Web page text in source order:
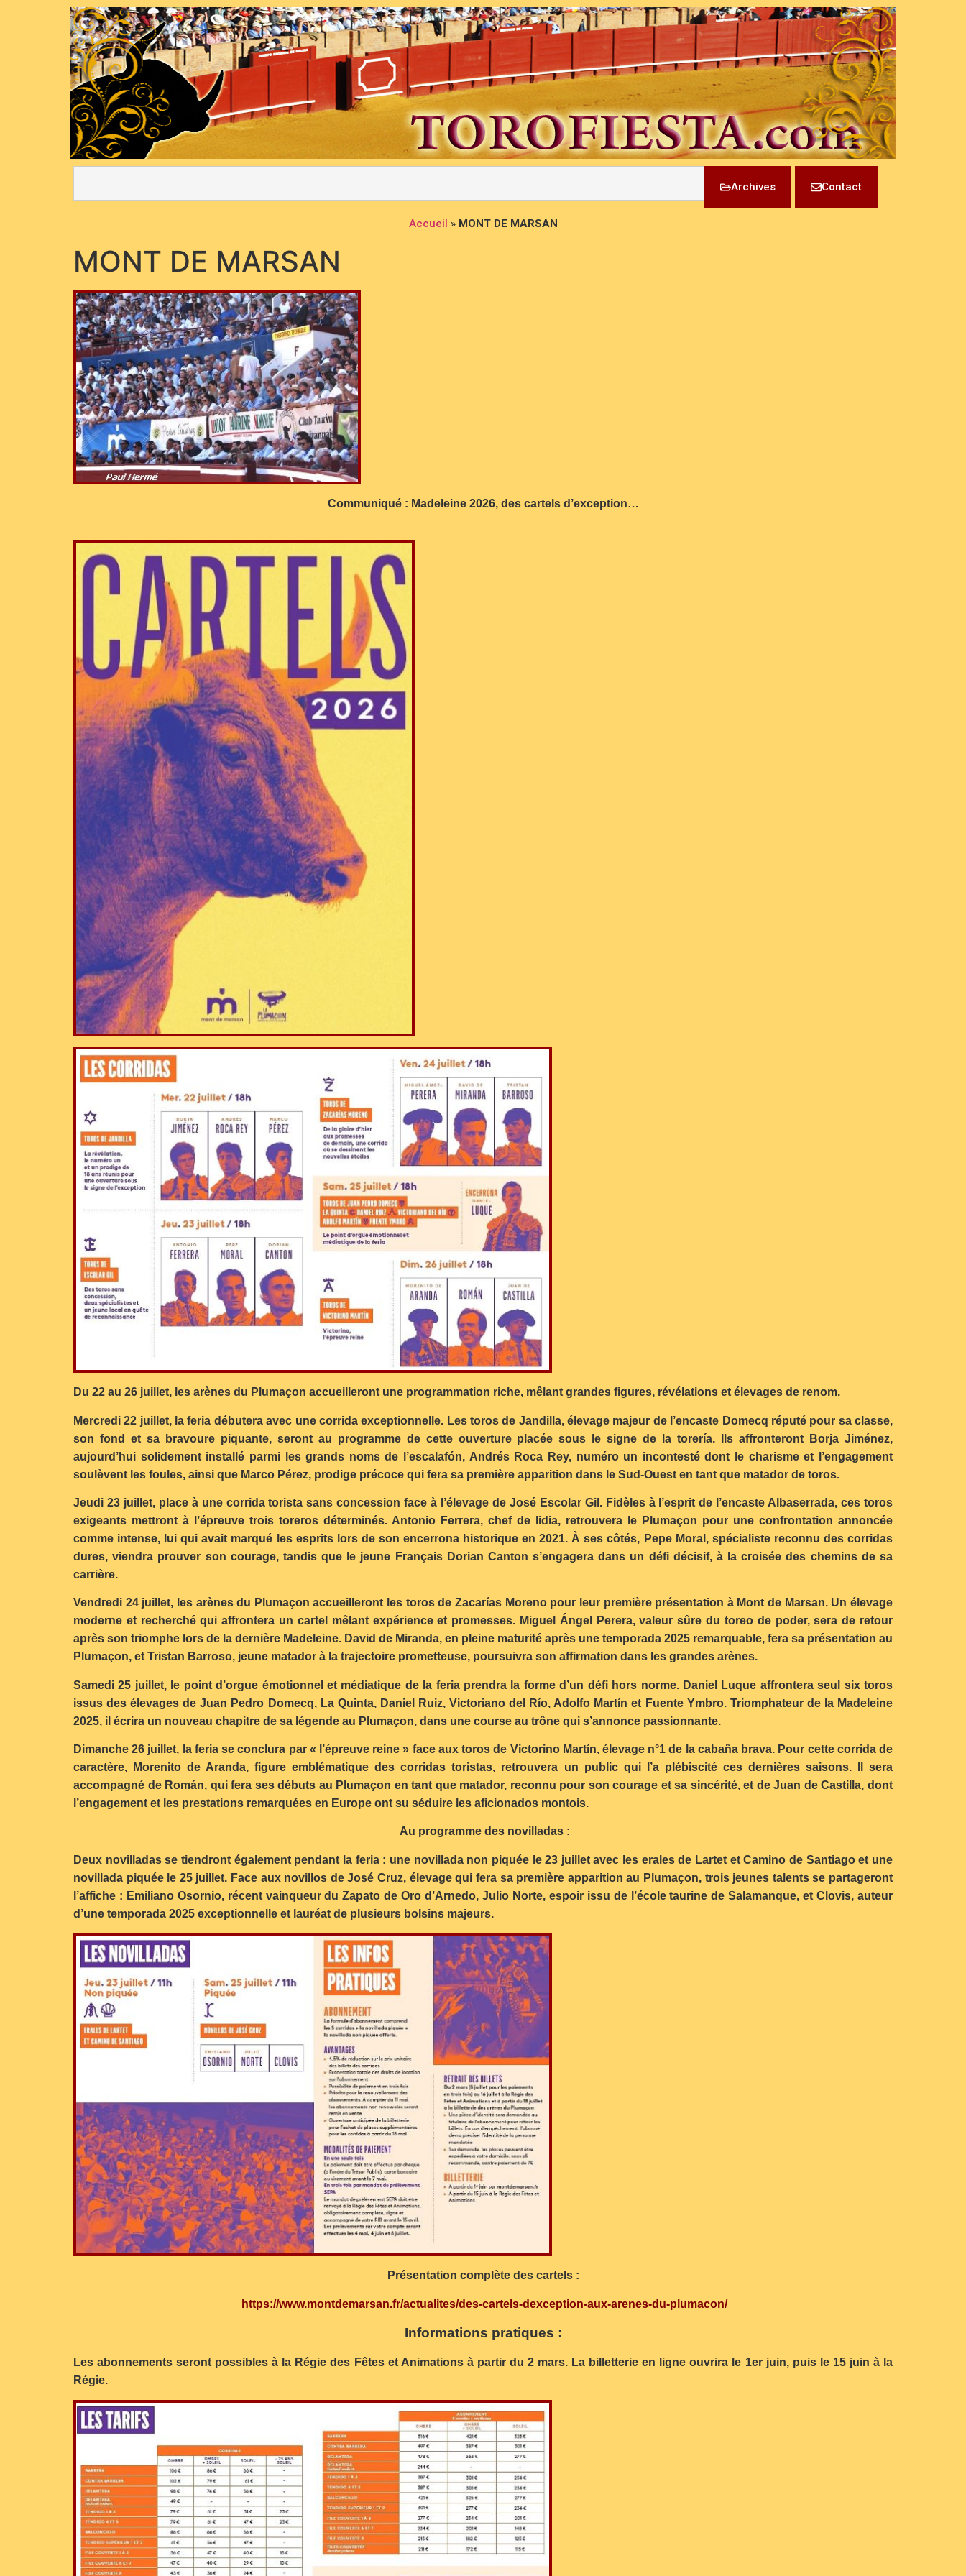
Archives Contact
Accueil » MONT DE MARSAN
MONT DE MARSAN
Communiqué : Madeleine 2026, des cartels d’exception…
Du 22 au 26 juillet, les arènes du Plumaçon accueilleront une programmation riche, mêlant grandes figures, révélations et élevages de renom.
Mercredi 22 juillet, la feria débutera avec une corrida exceptionnelle. Les toros de Jandilla, élevage majeur de l’encaste Domecq réputé pour sa classe,
son fond et sa bravoure piquante, seront au programme de cette ouverture placée sous le signe de la torería. Ils affronteront Borja Jiménez,
aujourd’hui solidement installé parmi les grands noms de l’escalafón, Andrés Roca Rey, numéro un incontesté dont le charisme et l’engagement
soulèvent les foules, ainsi que Marco Pérez, prodige précoce qui fera sa première apparition dans le Sud-Ouest en tant que matador de toros.
Jeudi 23 juillet, place à une corrida torista sans concession face à l’élevage de José Escolar Gil. Fidèles à l’esprit de l’encaste Albaserrada, ces toros
exigeants mettront à l’épreuve trois toreros déterminés. Antonio Ferrera, chef de lidia, retrouvera le Plumaçon pour une confrontation annoncée
comme intense, lui qui avait marqué les esprits lors de son encerrona historique en 2021. À ses côtés, Pepe Moral, spécialiste reconnu des corridas
dures, viendra prouver son courage, tandis que le jeune Français Dorian Canton s’engagera dans un défi décisif, à la croisée des chemins de sa
carrière.
Vendredi 24 juillet, les arènes du Plumaçon accueilleront les toros de Zacarías Moreno pour leur première présentation à Mont de Marsan. Un élevage
moderne et recherché qui affrontera un cartel mêlant expérience et promesses. Miguel Ángel Perera, valeur sûre du toreo de poder, sera de retour
après son triomphe lors de la dernière Madeleine. David de Miranda, en pleine maturité après une temporada 2025 remarquable, fera sa présentation au
Plumaçon, et Tristan Barroso, jeune matador à la trajectoire prometteuse, poursuivra son affirmation dans les grandes arènes.
Samedi 25 juillet, le point d’orgue émotionnel et médiatique de la feria prendra la forme d’un défi hors norme. Daniel Luque affrontera seul six toros
issus des élevages de Juan Pedro Domecq, La Quinta, Daniel Ruiz, Victoriano del Río, Adolfo Martín et Fuente Ymbro. Triomphateur de la Madeleine
2025, il écrira un nouveau chapitre de sa légende au Plumaçon, dans une course au trône qui s’annonce passionnante.
Dimanche 26 juillet, la feria se conclura par « l’épreuve reine » face aux toros de Victorino Martín, élevage n°1 de la cabaña brava. Pour cette corrida de
caractère, Morenito de Aranda, figure emblématique des corridas toristas, retrouvera un public qui l’a plébiscité ces dernières saisons. Il sera
accompagné de Román, qui fera ses débuts au Plumaçon en tant que matador, reconnu pour son courage et sa sincérité, et de Juan de Castilla, dont
l’engagement et les prestations remarquées en Europe ont su séduire les aficionados montois.
Au programme des novilladas :
Deux novilladas se tiendront également pendant la feria : une novillada non piquée le 23 juillet avec les erales de Lartet et Camino de Santiago et une
novillada piquée le 25 juillet. Face aux novillos de José Cruz, élevage qui fera sa première apparition au Plumaçon, trois jeunes talents se partageront
l’affiche : Emiliano Osornio, récent vainqueur du Zapato de Oro d’Arnedo, Julio Norte, espoir issu de l’école taurine de Salamanque, et Clovis, auteur
d’une temporada 2025 exceptionnelle et lauréat de plusieurs bolsins majeurs.
Présentation complète des cartels :
https://www.montdemarsan.fr/actualites/des-cartels-dexception-aux-arenes-du-plumacon/
Informations pratiques :
Les abonnements seront possibles à la Régie des Fêtes et Animations à partir du 2 mars. La billetterie en ligne ouvrira le 1er juin, puis le 15 juin à la
Régie.